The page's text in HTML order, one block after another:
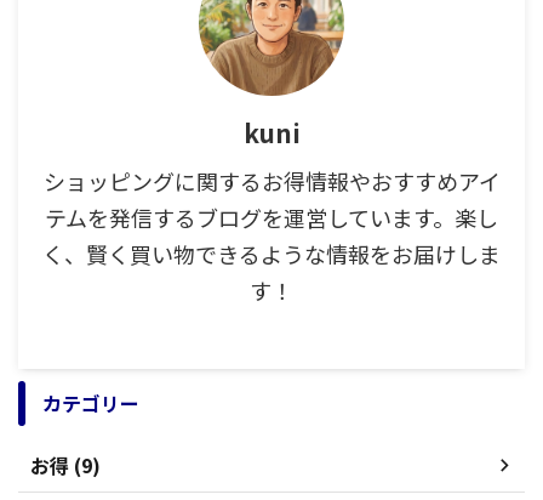
kuni
ショッピングに関するお得情報やおすすめアイ
テムを発信するブログを運営しています。楽し
く、賢く買い物できるような情報をお届けしま
す！
カテゴリー
お得 (9)